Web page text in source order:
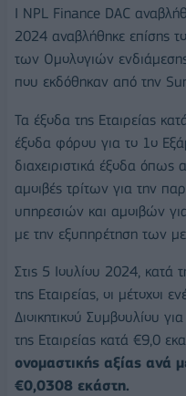
I NPL Finance DAC
2024 αναβλήθηκε επίσης
των Ομολογιών
που εκδόθηκαν από την
Τα έξοδα της Εταιρείας
έξοδα φόρου για το 1ο
διαχειριστικά έξοδα
αμοιβές τρίτων για την
υπηρεσιών και αμοιβών
με την εξυπηρέτηση των
Στις 5 Ιουλίου 2024, κατά
της Εταιρείας, οι μέτοχοι
Διοικητικού Συμβουλίου
της Εταιρείας κατά €9,0
ονομαστικής αξίας ανά
€0,0308 εκάστη.